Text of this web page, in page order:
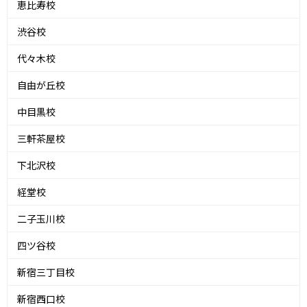
恵比寿校
渋谷校
代々木校
自由が丘校
中目黒校
三軒茶屋校
下北沢校
経堂校
二子玉川校
四ツ谷校
新宿三丁目校
新宿西口校